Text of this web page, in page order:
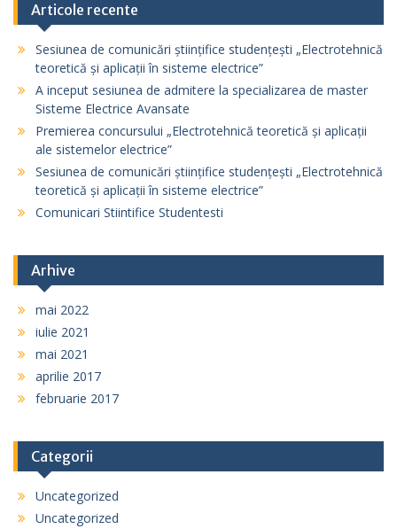
Articole recente
Sesiunea de comunicări științifice studențești „Electrotehnică
teoretică și aplicații în sisteme electrice”
A inceput sesiunea de admitere la specializarea de master
Sisteme Electrice Avansate
Premierea concursului „Electrotehnică teoretică și aplicații
ale sistemelor electrice”
Sesiunea de comunicări științifice studențești „Electrotehnică
teoretică și aplicații în sisteme electrice”
Comunicari Stiintifice Studentesti
Arhive
mai 2022
iulie 2021
mai 2021
aprilie 2017
februarie 2017
Categorii
Uncategorized
Uncategorized